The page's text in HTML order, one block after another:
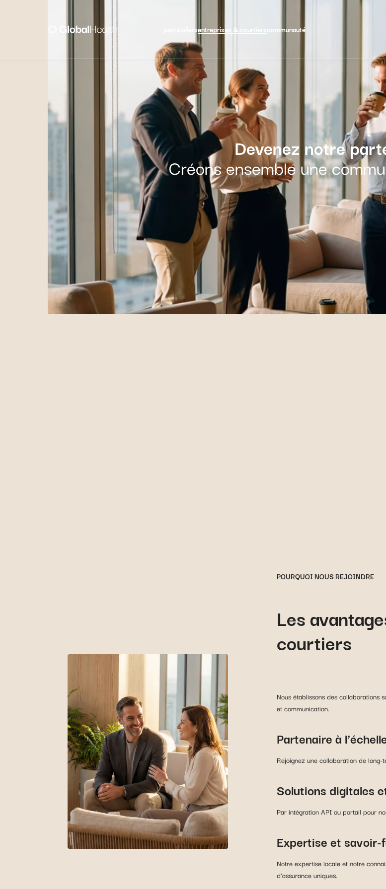
particuliersentreprises & courtierscommunauté
Devenez notre
Créons ensemble une
POURQUOI NOUS REJOINDRE
Les
courtiers
Nous établissons des collaborations
et communication.
Partenaire à
Rejoignez une collaboration de
Solutions digitales
Par intégration API ou portail pour
Expertise et savoir-
Notre expertise locale et notre
d’assurance uniques.